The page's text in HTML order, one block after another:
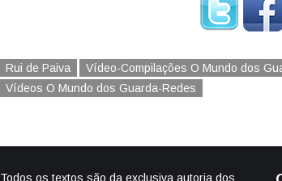
Rui de Paiva
Vídeo-Compilações O Mundo dos
Vídeos O Mundo dos Guarda-Redes
Todos os textos são da exclusiva autoria dos